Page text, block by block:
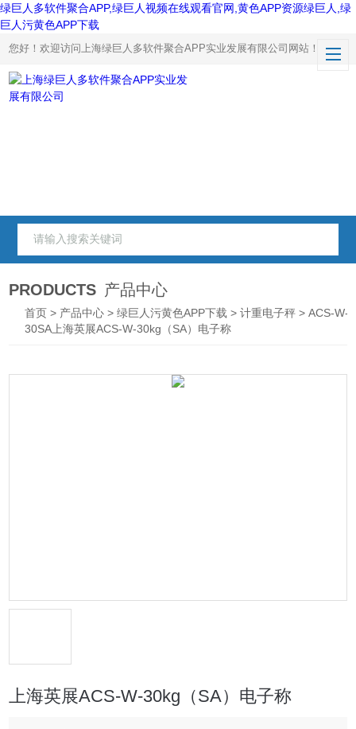
绿巨人多软件聚合APP,绿巨人视频在线观看官网,黄色APP资源绿巨人,绿
巨人污黄色APP下载
您好！欢迎访问上海绿巨人多软件聚合APP实业发展有限公司网站！
PRODUCTS 产品中心
首页 > 产品中心 >绿巨人污黄色APP下载 >计重电子秤 > ACS-W-
30SA上海英展ACS-W-30kg（SA）电子称
上海英展ACS-W-30kg（SA）电子称